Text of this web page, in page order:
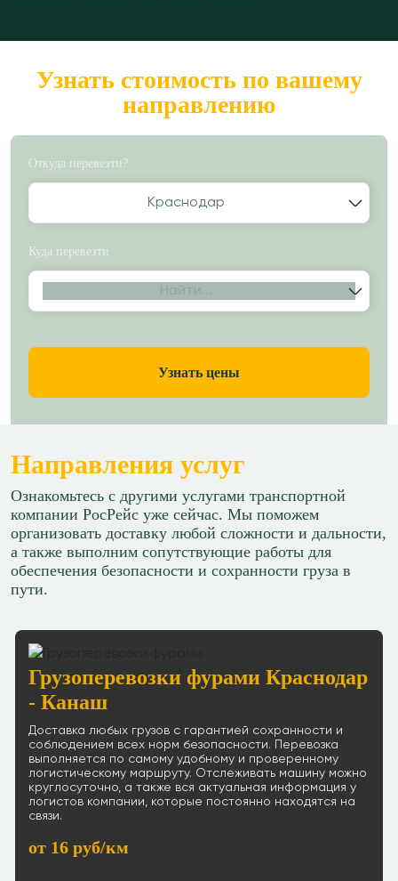
Узнать стоимость по вашему
направлению
Откуда перевезти?
Краснодар
Куда перевезти
Найти...
Узнать цены
Направления услуг
Ознакомьтесь с другими услугами транспортной
компании РосРейс уже сейчас. Мы поможем
организовать доставку любой сложности и дальности,
а также выполним сопутствующие работы для
обеспечения безопасности и сохранности груза в
пути.
Грузоперевозки фурами Краснодар
- Канаш
Доставка любых грузов с гарантией сохранности и
соблюдением всех норм безопасности. Перевозка
выполняется по самому удобному и проверенному
логистическому маршруту. Отслеживать машину можно
круглосуточно, а также вся актуальная информация у
логистов компании, которые постоянно находятся на
связи.
от 16 руб/км